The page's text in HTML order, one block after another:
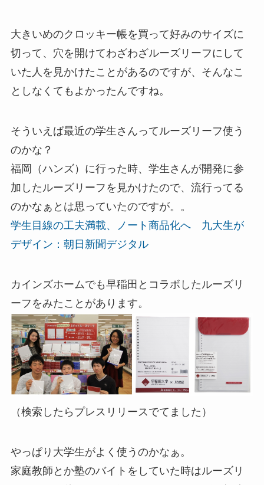
大きいめのクロッキー帳を買って好みのサイズに
切って、穴を開けてわざわざルーズリーフにして
いた人を見かけたことがあるのですが、そんなこ
としなくてもよかったんですね。
そういえば最近の学生さんってルーズリーフ使う
のかな？
福岡（ハンズ）に行った時、学生さんが開発に参
加したルーズリーフを見かけたので、流行ってる
のかなぁとは思っていたのですが。。
学生目線の工夫満載、ノート商品化へ 九大生が
デザイン：朝日新聞デジタル
カインズホームでも早稲田とコラボしたルーズリ
ーフをみたことがあります。
（検索したらプレスリリースでてました）
やっぱり大学生がよく使うのかなぁ。
家庭教師とか塾のバイトをしていた時はルーズリ